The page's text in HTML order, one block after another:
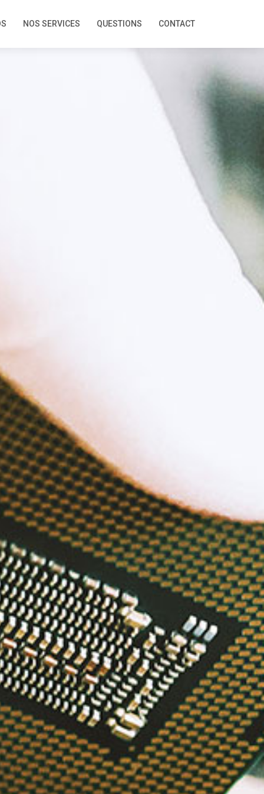
NOS SERVICES QUESTIONS CONTACT